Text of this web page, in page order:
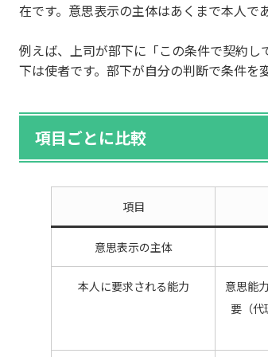
在です。意思表示の主体はあくまで本人で
例えば、上司が部下に「この条件で契約
下は使者です。部下が自分の判断で条件を
項目ごとに比較
項目
意思表示の主体
本人に要求される能力
意思能
要（代